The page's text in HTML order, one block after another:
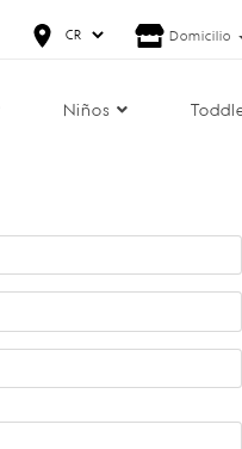
Domicilio
Niños